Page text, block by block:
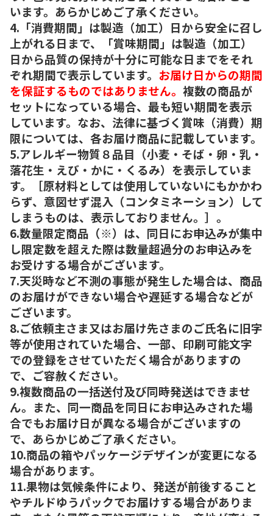
います。あらかじめご了承ください。
4.「消費期間」は製造（加工）日から安全に召し
上がれる日まで、「賞味期間」は製造（加工）
日から品質の保持が十分に可能な日までをそれ
ぞれ期間で表示しています。 お届け日からの期間
を保証するものではありません。 複数の商品が
セットになっている場合、最も短い期間を表示
しています。なお、法律に基づく賞味（消費）期
限については、各お届け商品に記載しています。
5.アレルギー物質８品目（小麦・そば・卵・乳・
落花生・えび・かに・くるみ）を表示していま
す。［原材料としては使用していないにもかかわ
らず、意図せず混入（コンタミネーション）して
しまうものは、表示しておりません。］。
6.数量限定商品（※）は、同日にお申込みが集中
し限定数を超えた際は数量超過分のお申込みを
お受けする場合がございます。
7.天災時など不測の事態が発生した場合は、商品
のお届けができない場合や遅延する場合などが
ございます。
8.ご依頼主さま又はお届け先さまのご氏名に旧字
等が使用されていた場合、一部、印刷可能文字
での登録をさせていただく場合がありますの
で、ご容赦ください。
9.複数商品の一括送付及び同時発送はできませ
ん。また、同一商品を同日にお申込みされた場
合でもお届け日が異なる場合がございますの
で、あらかじめご了承ください。
10.商品の箱やパッケージデザインが変更になる
場合があります。
11.果物は気候条件により、発送が前後すること
やチルドゆうパックでお届けする場合がありま